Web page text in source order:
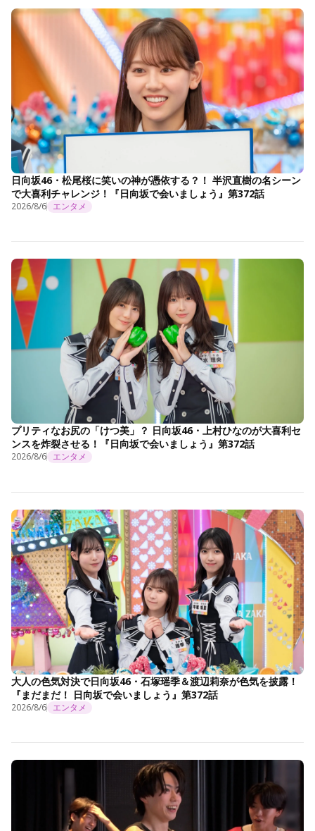
日向坂46・松尾桜に笑いの神が憑依する？！ 半沢直樹の名シーン
で大喜利チャレンジ！『日向坂で会いましょう』第372話
2026/8/6 エンタメ
プリティなお尻の「けつ美」？ 日向坂46・上村ひなのが大喜利セ
ンスを炸裂させる！『日向坂で会いましょう』第372話
2026/8/6 エンタメ
大人の色気対決で日向坂46・石塚瑶季＆渡辺莉奈が色気を披露！
『まだまだ！ 日向坂で会いましょう』第372話
2026/8/6 エンタメ